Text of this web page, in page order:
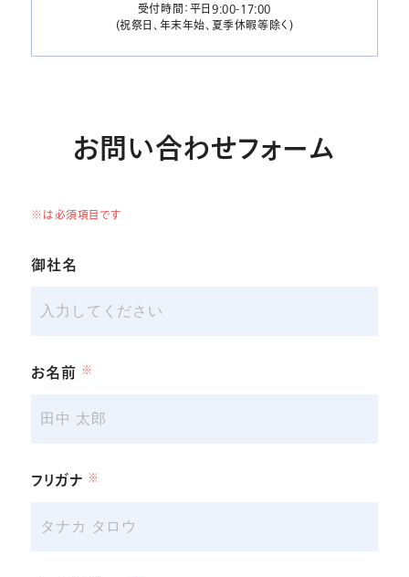
受付時間：平日9:00-17:00
(祝祭日、年末年始、夏季休暇等除く)
お問い合わせフォーム
※は必須項目です
御社名
お名前 ※
フリガナ ※